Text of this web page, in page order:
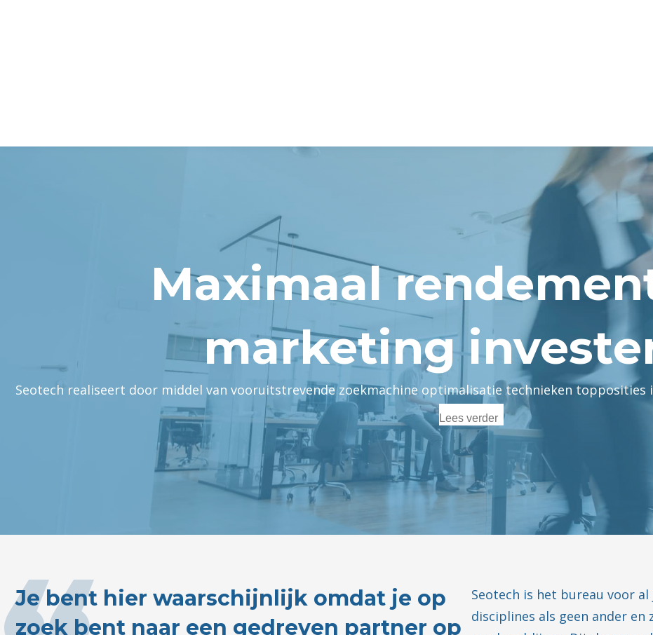
Maximaal
marketing
Seotech realiseert door middel van vooruitstrevende zoekmachine optimalisatie technieken topposities
Lees verder
Je bent hier waarschijnlijk omdat je op
zoek bent naar een gedreven partner op
Seotech is het bureau voor al
disciplines als geen ander